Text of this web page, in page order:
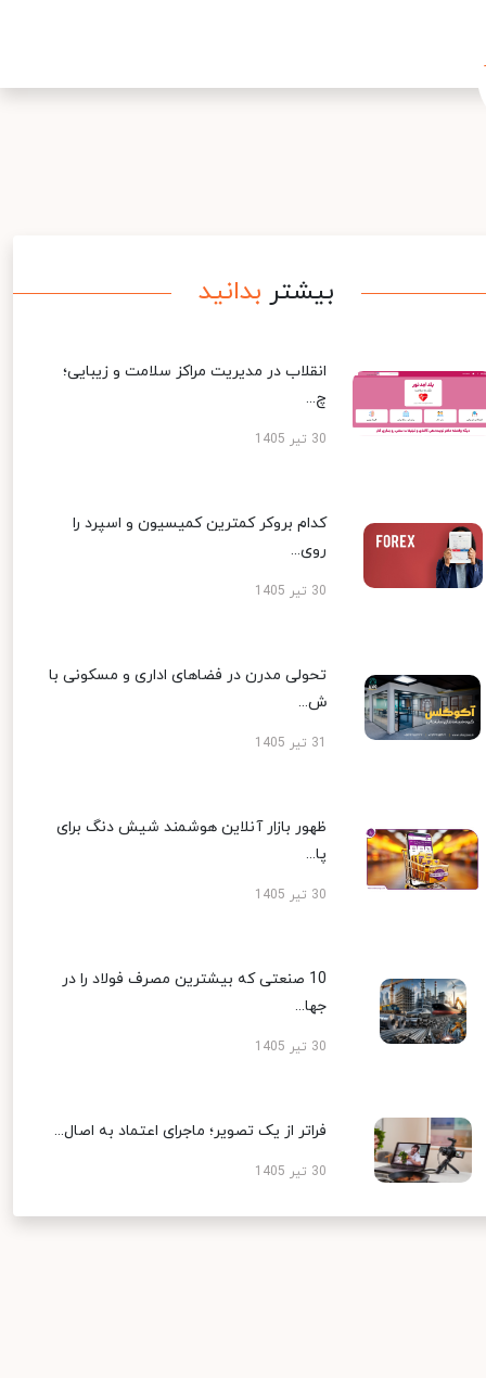
بیشتر بدانید
انقلاب در مدیریت مراکز سلامت و زیبایی؛
چ...
30 تیر 1405
کدام بروکر کمترین کمیسیون و اسپرد را
روی...
30 تیر 1405
تحولی مدرن در فضاهای اداری و مسکونی با
ش...
ظهور بازار آنلاین هوشمند شیش دنگ برای
پا...
30 تیر 1405
10 صنعتی که بیشترین مصرف فولاد را در
جها...
30 تیر 1405
فراتر از یک تصویر؛ ماجرای اعتماد به اصال...
30 تیر 1405